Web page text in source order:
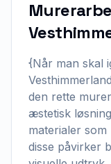
{Når man skal
den rette
æstetisk
materialer
disse påvirker